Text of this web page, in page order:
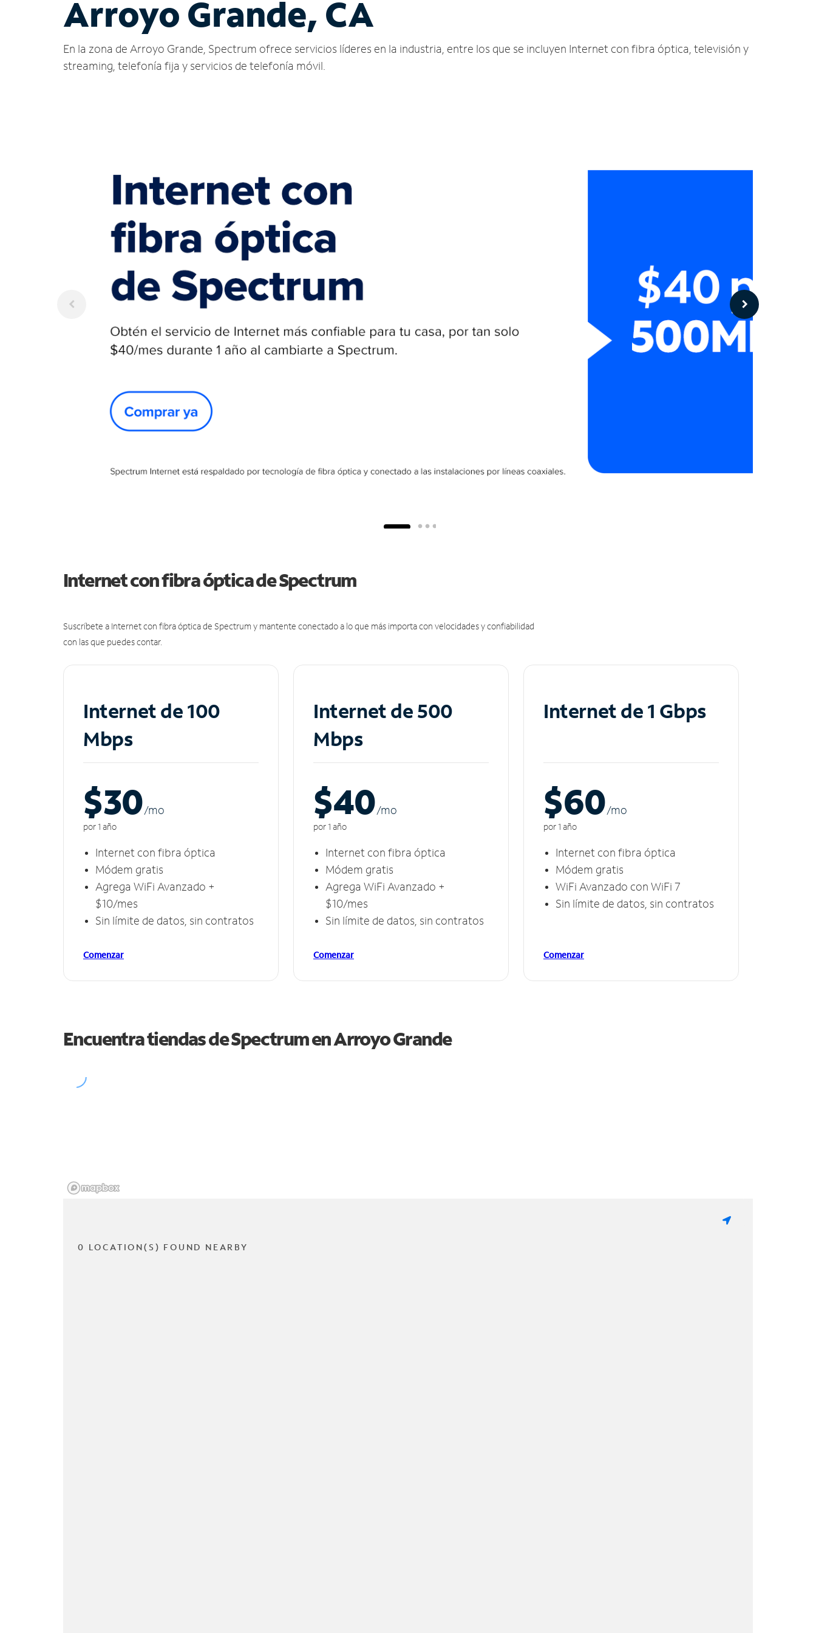
Arroyo Grande, CA
En la zona de Arroyo Grande, Spectrum ofrece servicios líderes en la industria, entre los que se incluyen Internet con fibra óptica, televisión y
streaming, telefonía fija y servicios de telefonía móvil.
Internet con fibra óptica de Spectrum
Suscríbete a Internet con fibra óptica de Spectrum y mantente conectado a lo que más importa con velocidades y confiabilidad
con las que puedes contar.
Internet de 100
Mbps
$30/mo
por 1 año
Internet con fibra óptica
Módem gratis
Agrega WiFi Avanzado +
$10/mes
Sin límite de datos, sin contratos
Comenzar
Internet de 500
Mbps
$40/mo
por 1 año
Internet con fibra óptica
Módem gratis
Agrega WiFi Avanzado +
$10/mes
Sin límite de datos, sin contratos
Comenzar
Internet de 1 Gbps
$60/mo
por 1 año
Internet con fibra óptica
Módem gratis
WiFi Avanzado con WiFi 7
Sin límite de datos, sin contratos
Comenzar
Encuentra tiendas de Spectrum enArroyo Grande
0 LOCATION(S) FOUND NEARBY